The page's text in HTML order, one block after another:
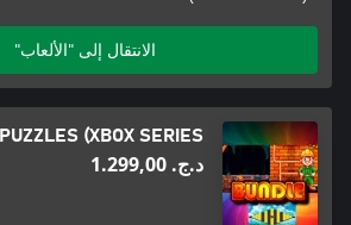
الانتقال إلى "الألعاب"
PUZZLES (XBOX SERIES)
د.ج.‏ 1.299,00